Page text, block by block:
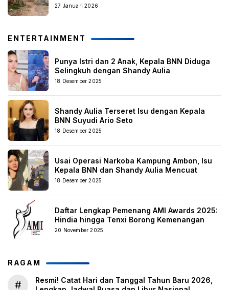
27 Januari 2026
ENTERTAINMENT
Punya Istri dan 2 Anak, Kepala BNN Diduga
Selingkuh dengan Shandy Aulia
18 Desember 2025
Shandy Aulia Terseret Isu dengan Kepala
BNN Suyudi Ario Seto
18 Desember 2025
Usai Operasi Narkoba Kampung Ambon, Isu
Kepala BNN dan Shandy Aulia Mencuat
18 Desember 2025
Daftar Lengkap Pemenang AMI Awards 2025:
Hindia hingga Tenxi Borong Kemenangan
20 November 2025
RAGAM
#
Resmi! Catat Hari dan Tanggal Tahun Baru 2026,